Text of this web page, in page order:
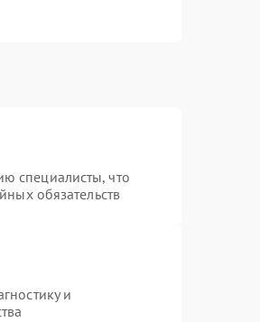
специалисты, что
обязательств
и